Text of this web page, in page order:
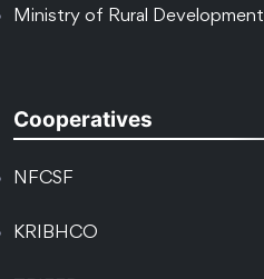
Ministry of Rural Development
Cooperatives
NFCSF
KRIBHCO